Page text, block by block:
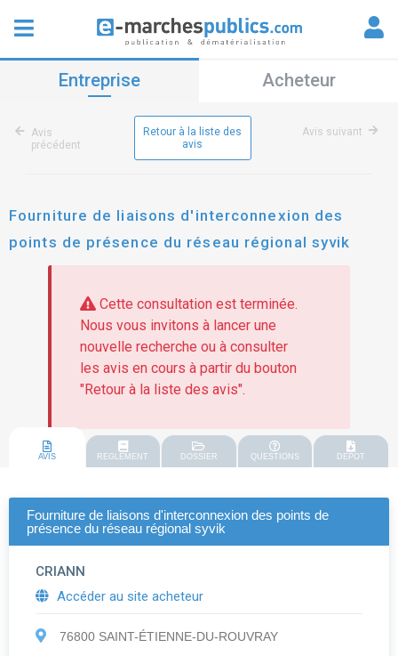
Entreprise Acheteur
Avis
précédent
Retour à la liste des
avis
Avis suivant
Fourniture de liaisons d'interconnexion des
points de présence du réseau régional syvik
Cette consultation est terminée.
Nous vous invitons à lancer une
nouvelle recherche ou à consulter
les avis en cours à partir du bouton
"Retour à la liste des avis".
AVIS REGLEMENT DOSSIER QUESTIONS DEPOT
Fourniture de liaisons d'interconnexion des points de
présence du réseau régional syvik
CRIANN
Accéder au site acheteur
76800 SAINT-ÉTIENNE-DU-ROUVRAY